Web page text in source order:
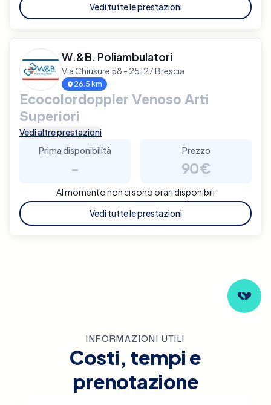
Vedi tutte le prestazioni
W.&B. Poliambulatori
Via Chiusure 58 - 25127 Brescia
26.5 km
Ecocolordoppler Venoso Arti
Superiori
Vedi altre prestazioni
Prima disponibilità
-
Prezzo
90€
Al momento non ci sono orari disponibili
Vedi tutte le prestazioni
INFORMAZIONI UTILI
Costi, tempi e
prenotazione